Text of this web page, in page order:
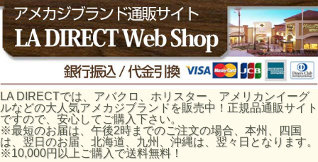
LA DIRECTでは、アバクロ、ホリスター、アメリカンイーグ
ルなどの大人気アメカジブランドを販売中！正規品通販サイト
ですので、安心してご購入下さい。
※最短のお届は、午後2時までのご注文の場合、本州、四国
は、翌日のお届、北海道、九州、沖縄は、翌々日となります。
※10,000円以上ご購入で送料無料！